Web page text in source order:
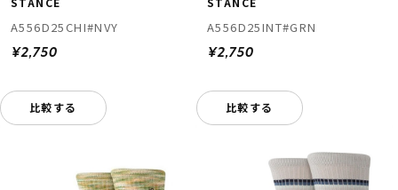
A556D25CHI#NVY
¥2,750
比較する
A556D25INT#GRN
¥2,750
比較する